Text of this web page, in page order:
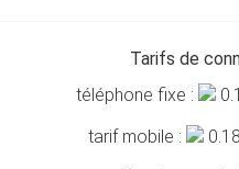
Tarifs de
téléphone fixe :
tarif mobile :